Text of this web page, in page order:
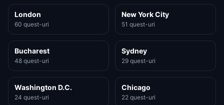
London
60 quest-uri
New York City
51 quest-uri
Bucharest
48 quest-uri
Sydney
29 quest-uri
Washington D.C.
24 quest-uri
Chicago
22 quest-uri